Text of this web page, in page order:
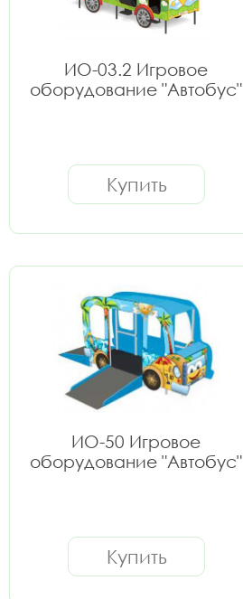
ИО-03.2 Игровое
оборудование "Автобус"
Купить
ИО-50 Игровое
оборудование "Автобус"
Купить